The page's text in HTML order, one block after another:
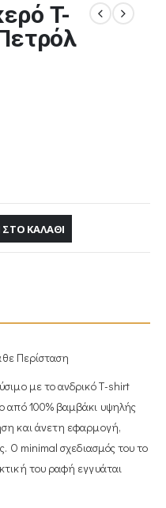
T-
ΚΑΛΆΘΙ
Περίσταση
με το ανδρικό T-shirt
από 100% βαμβάκι υψηλής
και άνετη εφαρμογή,
Ο minimal σχεδιασμός του το
του ραφή εγγυάται